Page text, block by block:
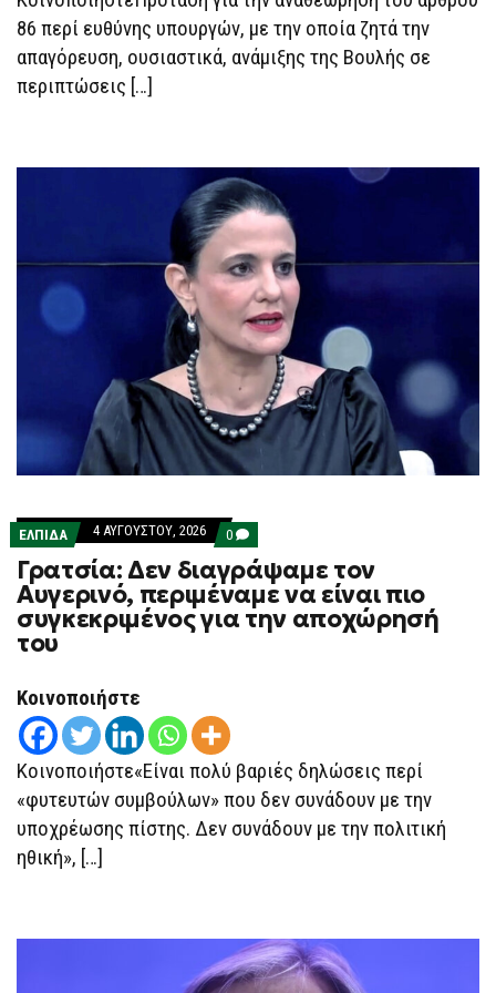
ΣΤΗΝ
ΑΠΌΔΟΣΗ
ΕΥΘΥΝΏΝ
ΣΕ
86 περί ευθύνης υπουργών, με την οποία ζητά την
απαγόρευση, ουσιαστικά, ανάμιξης της Βουλής σε
περιπτώσεις […]
ΕΛΠΙΔΑ 4 ΑΥΓΟΎΣΤΟΥ, 2026 0 COMMENTS
ON
ΓΡΑΤΣΊΑ:
ΔΕΝ
ΔΙΑΓΡΆΨΑΜΕ
ΤΟΝ
ΑΥΓΕΡΙΝΌ,
ΑΠΟΧΏΡΗΣΉ
ΤΟΥ
Γρατσία: Δεν διαγράψαμε τον
Αυγερινό, περιμέναμε να είναι πιο
συγκεκριμένος για την αποχώρησή
του
Κοινοποιήστε
Κοινοποιήστε«Είναι πολύ βαριές δηλώσεις περί
«φυτευτών συμβούλων» που δεν συνάδουν με την
υποχρέωσης πίστης. Δεν συνάδουν με την πολιτική
ηθική», […]